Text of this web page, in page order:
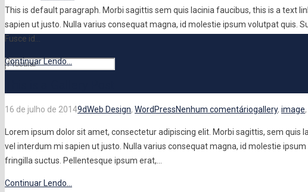
This is default paragraph. Morbi sagittis sem quis lacinia faucibus, this is a text
sapien ut justo. Nulla varius consequat magna, id molestie ipsum volutpat quis.
Fusce id…
Continuar Lendo...
16 de julho de 20149dWeb Design, WordPressNenhum comentáriogallery, image,
Lorem ipsum dolor sit amet, consectetur adipiscing elit. Morbi sagittis, sem quis
vel interdum mi sapien ut justo. Nulla varius consequat magna, id molestie
fringilla suctus. Pellentesque ipsum erat,…
Continuar Lendo...